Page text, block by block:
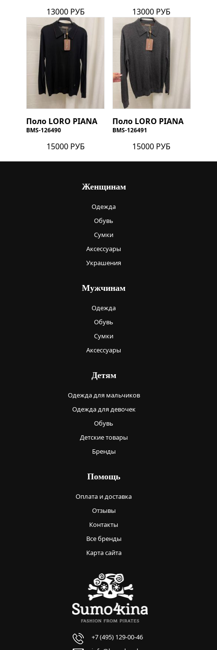
13000 РУБ 13000 РУБ
Поло LORO PIANA
BMS-126490
15000 РУБ
Поло LORO PIANA
BMS-126491
15000 РУБ
Женщинам
Одежда
Обувь
Сумки
Аксессуары
Украшения
Мужчинам
Одежда
Обувь
Сумки
Аксессуары
Детям
Одежда для мальчиков
Одежда для девочек
Обувь
Детские товары
Бренды
Помощь
Оплата и доставка
Отзывы
Контакты
Все бренды
Карта сайта
+7 (495) 129-00-46